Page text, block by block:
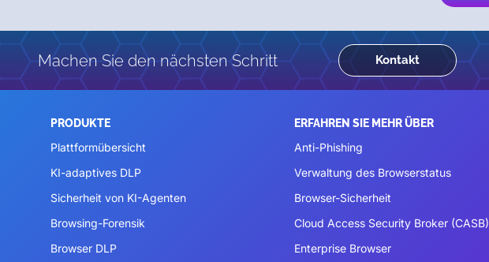
Machen Sie den nächsten Schritt Kontakt
PRODUKTE
Plattformübersicht
KI-adaptives DLP
Sicherheit von KI-Agenten
Browsing-Forensik
Browser DLP
ERFAHREN SIE MEHR ÜBER
Anti-Phishing
Verwaltung des Browserstatus
Browser-Sicherheit
Cloud Access Security Broker (CASB)
Enterprise Browser